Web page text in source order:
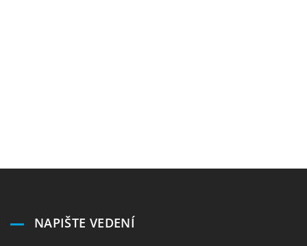
NAPIŠTE VEDENÍ